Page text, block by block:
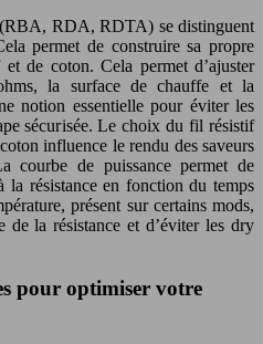
(RBA, RDA, RDTA) se distinguent
permet de construire sa propre
de coton. Cela permet d’ajuster
la surface de chauffe et la
notion essentielle pour éviter les
sécurisée. Le choix du fil résistif
influence le rendu des saveurs
courbe de puissance permet de
la résistance en fonction du temps
présent sur certains mods,
de la résistance et d’éviter les dry
pour optimiser votre